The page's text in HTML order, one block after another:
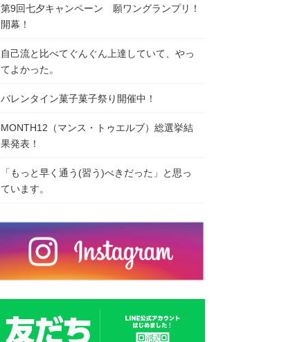
第9回七夕キャンペーン 願ワングランプリ！
開幕！
自己流と比べてぐんぐん上達していて、やっ
てよかった。
バレンタイン菓子菓子祭り開催中！
MONTH12（マンス・トゥエルブ）総選挙結
果発表！
「もっと早く通う(習う)べきだった」と思っ
ています。